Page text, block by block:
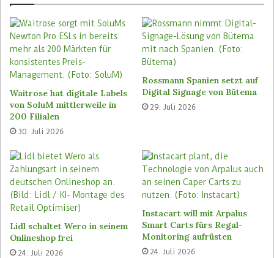
Mittels Machine Learning und Künstlicher
Intelligenz optimiert die Software die gesamte
Prozesskette von der Kundenbestellung bis zur
Auftragsabwicklung. Bereits bei der Artikelsuche
können Kunden unter vielen
Auswahlmöglichkeiten wählen und umfangreiche
Informationen erhalten. Um die
Auftragsabwicklung zu optimieren,
berücksichtigt die Lösung alle notwendigen
Lieferzeiten.
Blick auf Bestände in Echtzeit
Über alle Kanäle hinweg liefert die Software
exakte Informationen über die Bestände in
Echtzeit. So können Kunden jederzeit feststellen,
Waitrose hat digitale Labels
von SoluM mittlerweile in
200 Filialen
30. Juli 2026
Rossmann Spanien setzt auf
Digital Signage von Bütema
29. Juli 2026
Lidl schaltet Wero in seinem
Onlineshop frei
24. Juli 2026
Instacart will mit Arpalus
Smart Carts fürs Regal-
Monitoring aufrüsten
24. Juli 2026